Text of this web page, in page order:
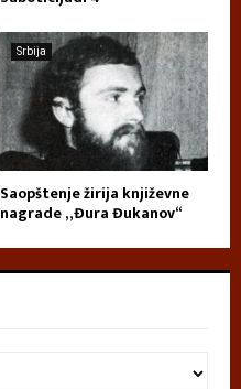
Srbija
Saopštenje žirija književne
nagrade „Đura Đukanov“